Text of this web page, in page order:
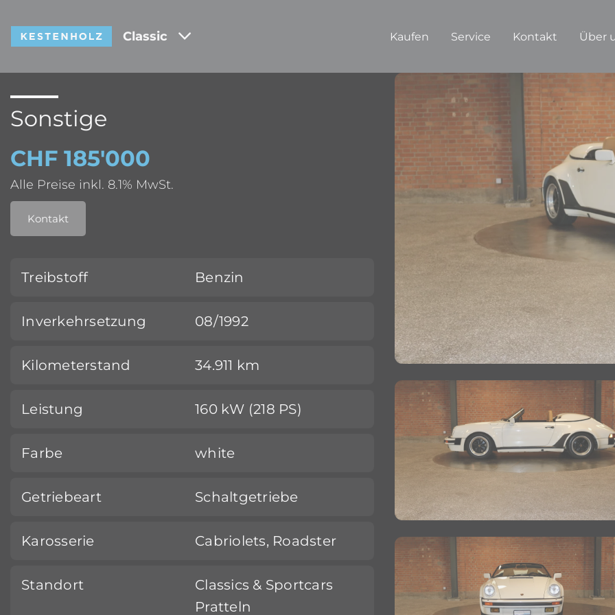
Classic Kaufen Service Kontakt Über
Sonstige
CHF 185'000
Alle Preise inkl. 8.1% MwSt.
Kontakt
Treibstoff Benzin
Inverkehrsetzung 08/1992
Kilometerstand 34.911 km
Leistung 160 kW (218 PS)
Farbe white
Getriebeart Schaltgetriebe
Karosserie Cabriolets, Roadster
Standort
Classics & Sportcars
Pratteln